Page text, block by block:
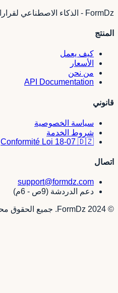
FormDz - الذكاء الاصطناعي لقراراتك.
المنتج
كيف يعمل
الأسعار
من نحن
API Documentation
قانوني
سياسة الخصوصية
شروط الخدمة
Conformité Loi 18-07 🇩🇿
اتصال
support@formdz.com
دعم الدردشة (9ص - 6م)
© 2024 FormDz. جميع الحقوق محفوظة.